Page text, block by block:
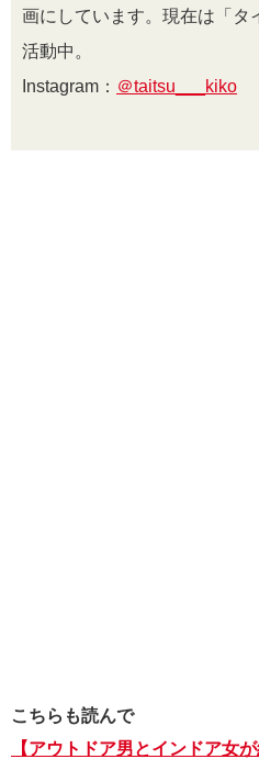
画にしています。現在は「タ
活動中。
Instagram： ＠taitsu___kiko
こちらも読んで
【アウトドア男とインドア女